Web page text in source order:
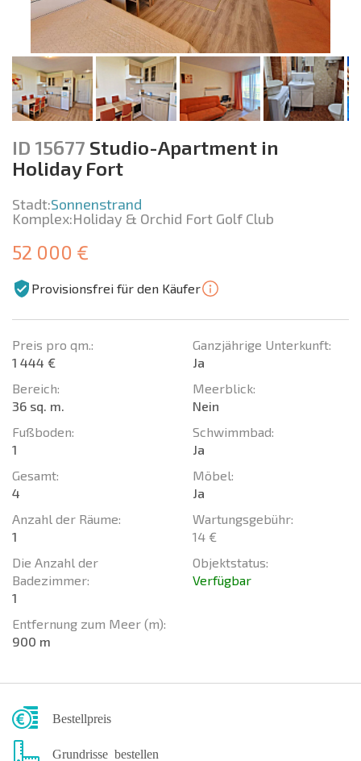
ID 15677 Studio-Apartment in
Holiday Fort
Stadt:Sonnenstrand
Komplex:Holiday & Orchid Fort Golf Club
52 000 €
Provisionsfrei für den Käufer
Preis pro qm.:
1 444 €
Bereich:
36 sq. m.
Fußboden:
1
Gesamt:
4
Anzahl der Räume:
1
Die Anzahl der
Badezimmer:
1
Entfernung zum Meer (m):
900 m
Ganzjährige Unterkunft:
Ja
Meerblick:
Nein
Schwimmbad:
Ja
Möbel:
Ja
Wartungsgebühr:
14 €
Objektstatus:
Verfügbar
Bestellpreis
Grundrisse bestellen